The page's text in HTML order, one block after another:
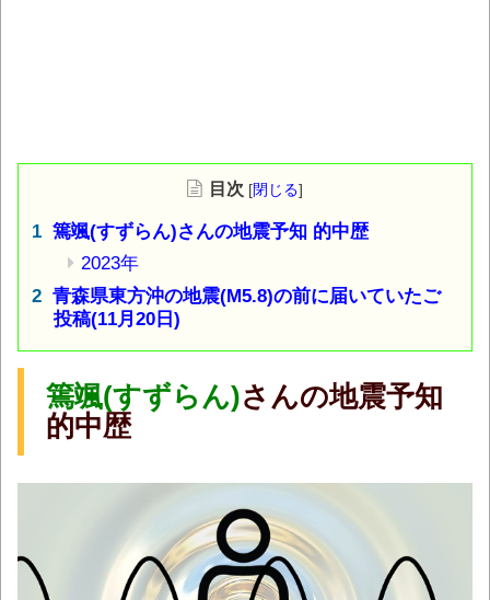
目次 [閉じる]
篶颯(すずらん)さんの地震予知 的中歴
2023年
青森県東方沖の地震(M5.8)の前に届いていたご
投稿(11月20日)
篶颯(すずらん)さんの地震予知
的中歴